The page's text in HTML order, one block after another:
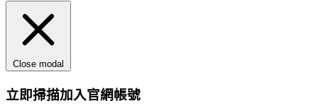
Close modal
立即掃描加入官網帳號